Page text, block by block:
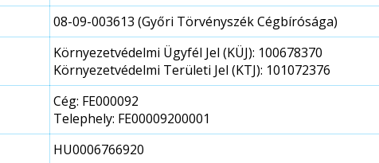
08-09-003613 (Győri Törvényszék Cégbírósága)
Környezetvédelmi Ügyfél Jel (KÜJ): 100678370
Környezetvédelmi Területi Jel (KTJ): 101072376
Cég: FE000092
Telephely: FE00009200001
HU0006766920